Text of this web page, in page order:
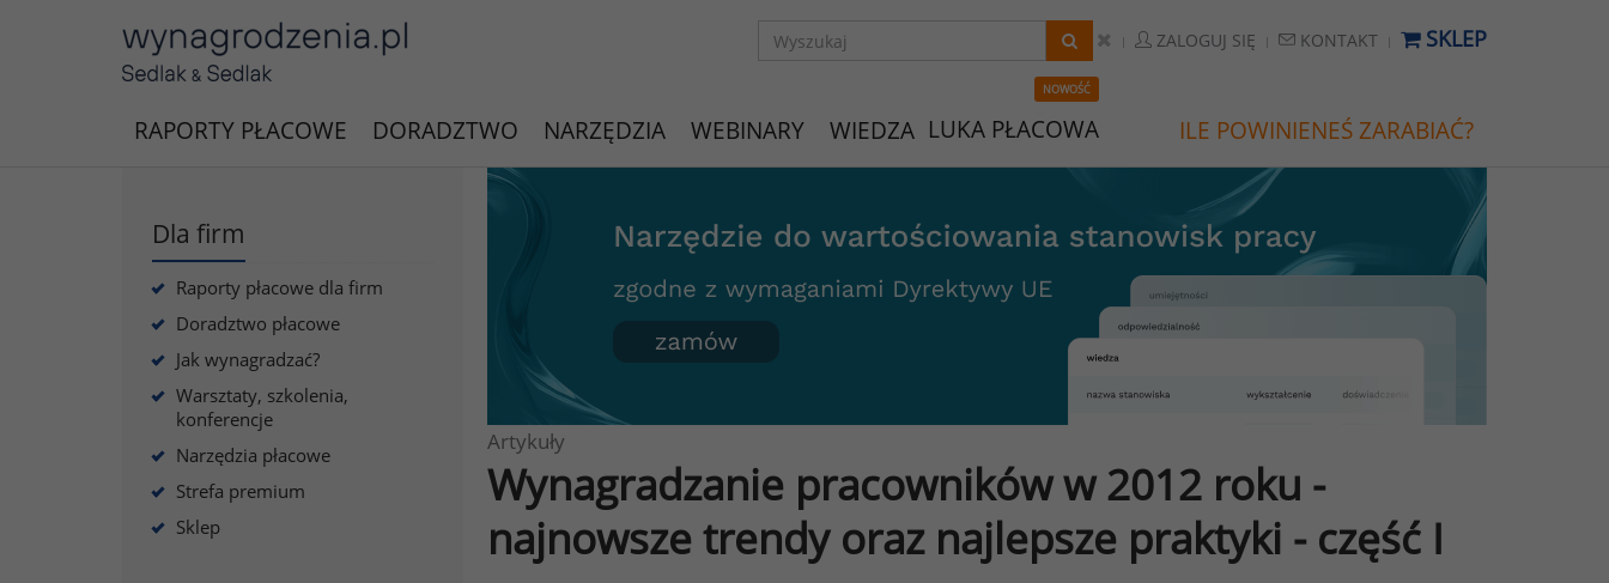
ZALOGUJ SIĘ KONTAKT SKLEP
RAPORTY PŁACOWE DORADZTWO NARZĘDZIA WEBINARY WIEDZA
NOWOŚĆ
LUKA PŁACOWA ILE POWINIENEŚ ZARABIAĆ?
Dla firm
Raporty płacowe dla firm
Doradztwo płacowe
Jak wynagradzać?
Warsztaty, szkolenia,
konferencje
Narzędzia płacowe
Strefa premium
Sklep
Artykuły
Wynagradzanie pracowników w 2012 roku -
najnowsze trendy oraz najlepsze praktyki - część I